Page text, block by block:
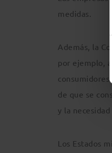
medidas.
Además, la
por ejemplo,
consumidores
de que se
y la
Los Estados